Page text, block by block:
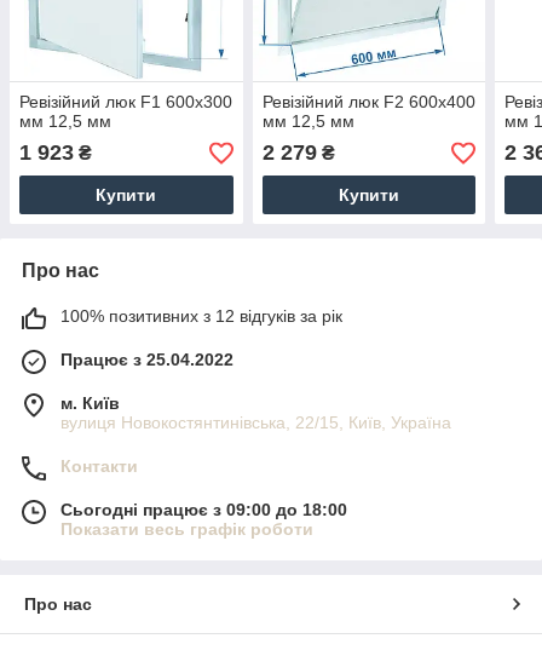
Ревізійний люк F1 600x300
мм 12,5 мм
1 923 ₴
Купити
Ревізійний люк F2 600x400
мм 12,5 мм
2 279₴
Купити
мм
2
Про нас
100% позитивних з 12 відгуків за рік
Працює з 25.04.2022
м. Київ
вулиця Новокостянтинівська, 22/15, Київ, Україна
Контакти
Сьогодні працює з 09:00 до 18:00
Показати весь графік роботи
Про нас